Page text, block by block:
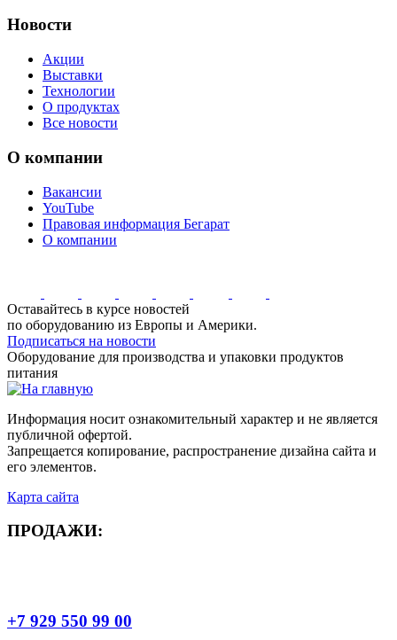
Новости
Акции
Выставки
Технологии
О продуктах
Все новости
О компании
Вакансии
YouTube
Правовая информация Бегарат
О компании
Оставайтесь в курсе новостей
по оборудованию из Европы и Америки.
Подписаться на новости
Оборудование для производства и упаковки продуктов
питания
Информация носит ознакомительный характер и не является
публичной офертой.
Запрещается копирование, распространение дизайна сайта и
его элементов.
Карта сайта
ПРОДАЖИ:
+7 929 550 99 00